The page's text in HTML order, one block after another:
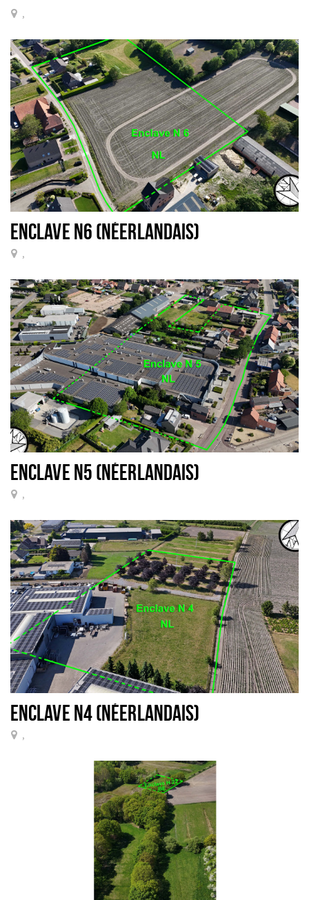
,
ENCLAVE N6 (NÉERLANDAIS)
,
ENCLAVE N5 (NÉERLANDAIS)
,
ENCLAVE N4 (NÉERLANDAIS)
,